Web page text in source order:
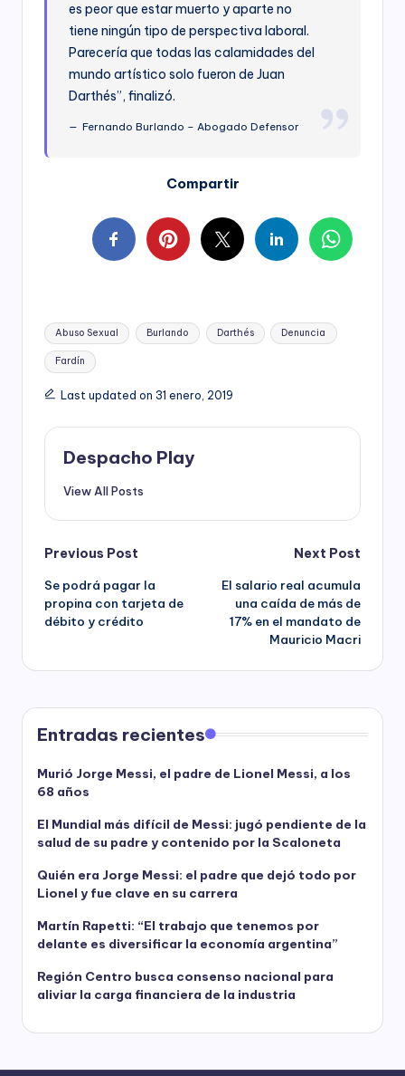
es peor que estar muerto y aparte no
tiene ningún tipo de perspectiva laboral.
Parecería que todas las calamidades del
mundo artístico solo fueron de Juan
Darthés”, finalizó.
Fernando Burlando – Abogado Defensor
Compartir
Tags:
Abuso Sexual Burlando Darthés Denuncia
Fardín
Last updated on 31 enero, 2019
Despacho Play
View All Posts
Post
navigation
Previous Post
Se podrá pagar la
propina con tarjeta de
débito y crédito
Next Post
El salario real acumula
una caída de más de
17% en el mandato de
Mauricio Macri
Entradas recientes
Murió Jorge Messi, el padre de Lionel Messi, a los
68 años
El Mundial más difícil de Messi: jugó pendiente de la
salud de su padre y contenido por la Scaloneta
Quién era Jorge Messi: el padre que dejó todo por
Lionel y fue clave en su carrera
Martín Rapetti: “El trabajo que tenemos por
delante es diversificar la economía argentina”
Región Centro busca consenso nacional para
aliviar la carga financiera de la industria